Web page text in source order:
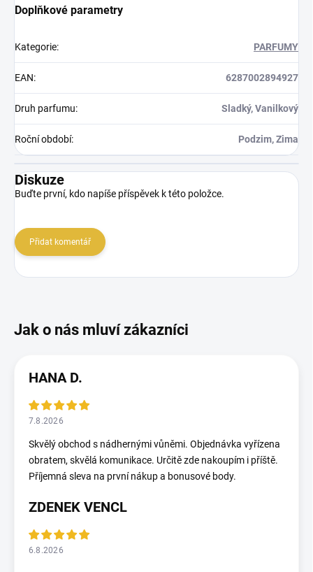
Doplňkové parametry
Kategorie: PARFUMY
EAN: 6287002894927
Druh parfumu: Sladký, Vanilkový
Roční období: Podzim, Zima
Diskuze
Buďte první, kdo napíše příspěvek k této položce.
Přidat komentář
HANA D.
7.8.2026
Skvělý obchod s nádhernými vůněmi. Objednávka vyřízena
obratem, skvělá komunikace. Určitě zde nakoupím i příště.
Příjemná sleva na první nákup a bonusové body.
ZDENEK VENCL
6.8.2026